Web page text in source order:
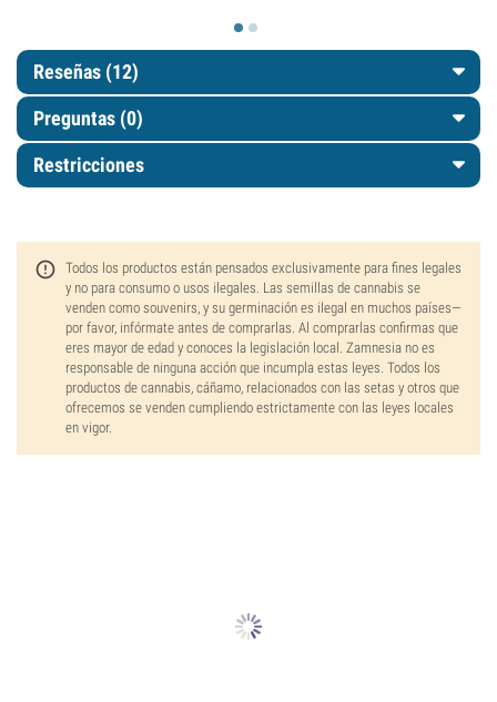
Reseñas (12)
Preguntas (0)
Restricciones
Todos los productos están pensados exclusivamente para fines legales
y no para consumo o usos ilegales. Las semillas de cannabis se
venden como souvenirs, y su germinación es ilegal en muchos países—
por favor, infórmate antes de comprarlas. Al comprarlas confirmas que
eres mayor de edad y conoces la legislación local. Zamnesia no es
responsable de ninguna acción que incumpla estas leyes. Todos los
productos de cannabis, cáñamo, relacionados con las setas y otros que
ofrecemos se venden cumpliendo estrictamente con las leyes locales
en vigor.